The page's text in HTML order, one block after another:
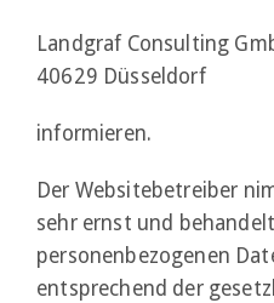
Landgraf Consulting
40629 Düsseldorf
informieren.
Der Websitebetreiber
sehr ernst und
personenbezogenen
entsprechend der